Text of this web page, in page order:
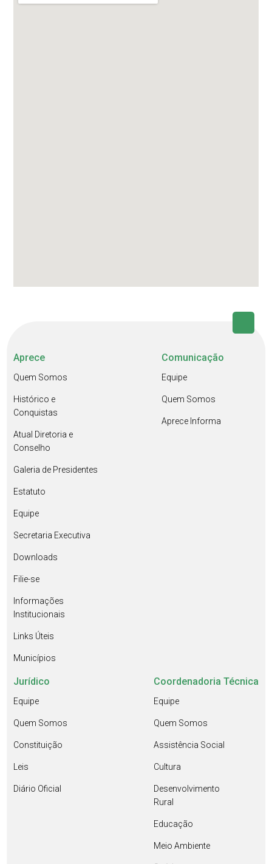
Aprece
Quem Somos
Histórico e
Conquistas
Atual Diretoria e
Conselho
Galeria de Presidentes
Estatuto
Equipe
Secretaria Executiva
Downloads
Filie-se
Informações
Institucionais
Links Úteis
Municípios
Comunicação
Equipe
Quem Somos
Aprece Informa
Jurídico
Equipe
Quem Somos
Constituição
Leis
Diário Oficial
Coordenadoria Técnica
Equipe
Quem Somos
Assistência Social
Cultura
Desenvolvimento
Rural
Educação
Meio Ambiente